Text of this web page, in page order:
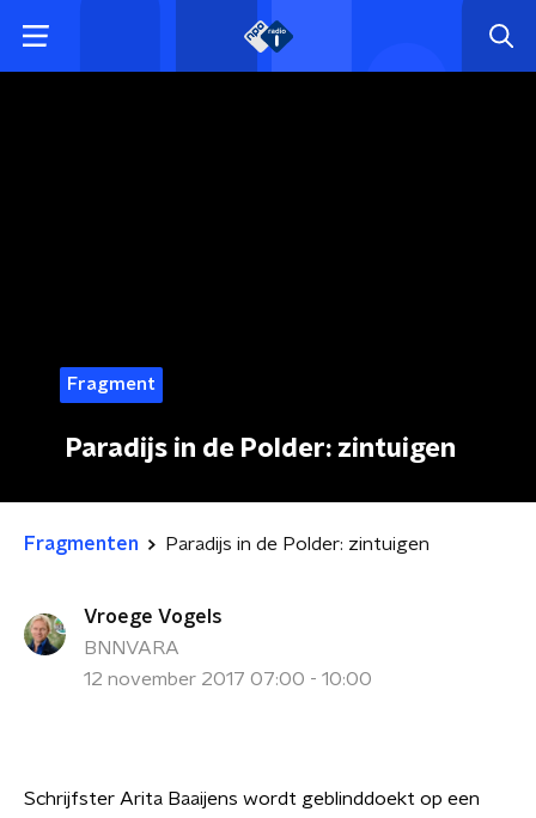
Fragment
Paradijs in de Polder: zintuigen
Fragmenten Paradijs in de Polder: zintuigen
Vroege Vogels
BNNVARA
12 november 2017 07:00 - 10:00
Schrijfster Arita Baaijens wordt geblinddoekt op een